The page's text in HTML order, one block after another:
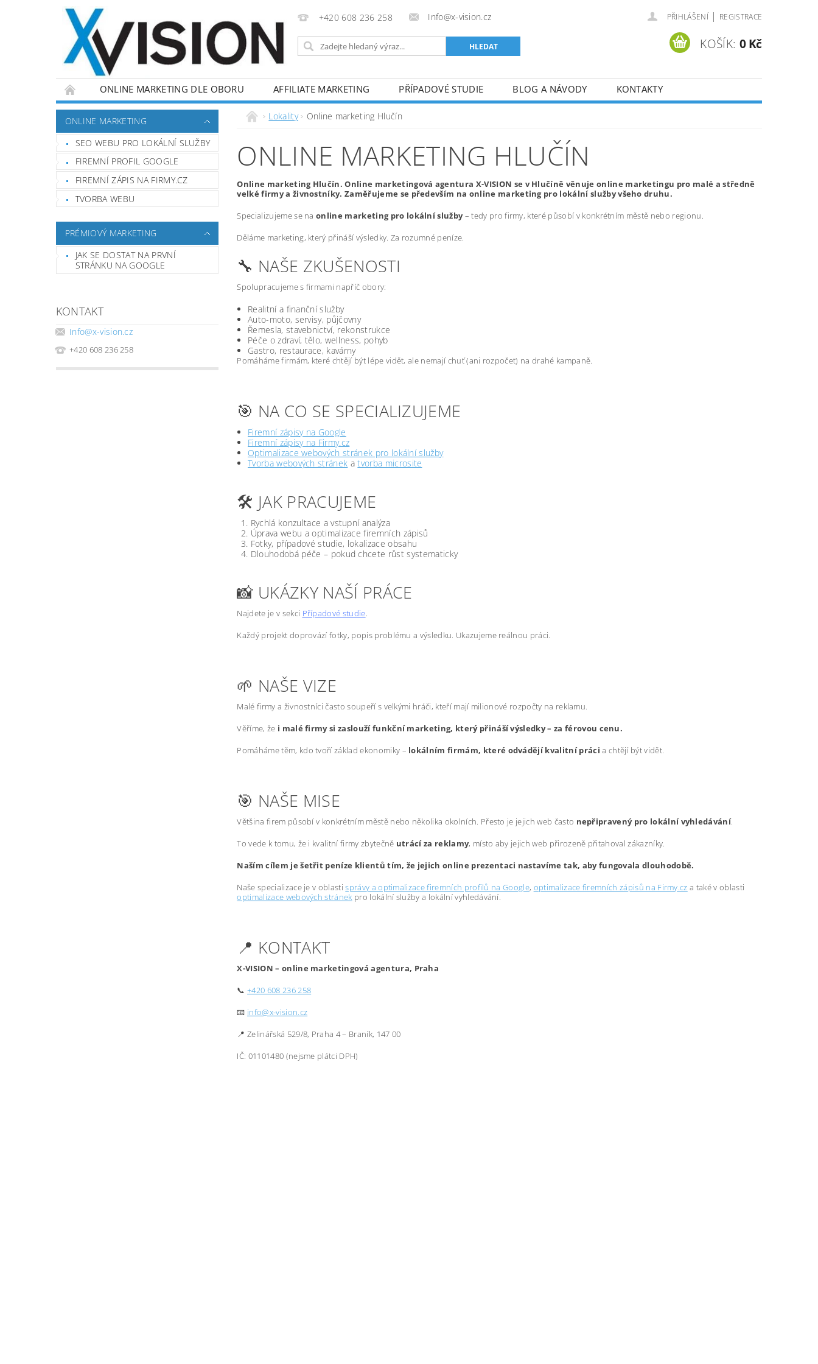
+420 608 236 258 Info@x-vision.cz PŘIHLÁŠENÍ | REGISTRACE
KOŠÍK: 0 Kč
ONLINE MARKETING DLE OBORU AFFILIATE MARKETING PŘÍPADOVÉ STUDIE BLOG A NÁVODY KONTAKTY
ONLINE MARKETING
SEO WEBU PRO LOKÁLNÍ SLUŽBY
FIREMNÍ PROFIL GOOGLE
FIREMNÍ ZÁPIS NA FIRMY.CZ
TVORBA WEBU
PRÉMIOVÝ MARKETING
JAK SE DOSTAT NA PRVNÍ
STRÁNKU NA GOOGLE
KONTAKT
Info@x-vision.cz
+420 608 236 258
Lokality Online marketing Hlučín
ONLINE MARKETING HLUČÍN
Online marketing Hlučín. Online marketingová agentura X-VISION se v Hlučíně věnuje online marketingu pro malé a středně
velké firmy a živnostníky. Zaměřujeme se především na online marketing pro lokální služby všeho druhu.
Specializujeme se naonline marketing pro lokální služby– tedy pro firmy, které působí v konkrétním městě nebo regionu.
Děláme marketing, který přináší výsledky. Za rozumné peníze.
🔧 NAŠE ZKUŠENOSTI
Spolupracujeme s firmami napříč obory:
Realitní a finanční služby
Auto-moto, servisy, půjčovny
Řemesla, stavebnictví, rekonstrukce
Péče o zdraví, tělo, wellness, pohyb
Gastro, restaurace, kavárny
Pomáháme firmám, které chtějí být lépe vidět, ale nemají chuť (ani rozpočet) na drahé kampaně.
🎯 NA CO SE SPECIALIZUJEME
Firemní zápisy na Google
Firemní zápisy na Firmy.cz
Optimalizace webových stránek pro lokální služby
Tvorba webových stránek atvorba microsite
🛠️ JAK PRACUJEME
Rychlá konzultace a vstupní analýza
Úprava webu a optimalizace firemních zápisů
Fotky, případové studie, lokalizace obsahu
Dlouhodobá péče – pokud chcete růst systematicky
📸 UKÁZKY NAŠÍ PRÁCE
Najdete je v sekci Případové studie.
Každý projekt doprovází fotky, popis problému a výsledku. Ukazujeme reálnou práci.
🌱 NAŠE VIZE
Malé firmy a živnostníci často soupeří s velkými hráči, kteří mají milionové rozpočty na reklamu.
Věříme, že i malé firmy si zaslouží funkční marketing, který přináší výsledky – za férovou cenu.
Pomáháme těm, kdo tvoří základ ekonomiky – lokálním firmám, které odvádějí kvalitní práci a chtějí být vidět.
🎯 NAŠE MISE
Většina firem působí v konkrétním městě nebo několika okolních. Přesto je jejich web často nepřipravený pro lokální vyhledávání.
To vede k tomu, že i kvalitní firmy zbytečně utrácí za reklamy, místo aby jejich web přirozeně přitahoval zákazníky.
Naším cílem je šetřit peníze klientů tím, že jejich online prezentaci nastavíme tak, aby fungovala dlouhodobě.
Naše specializace je v oblastisprávy a optimalizace firemních profilů na Google, optimalizace firemních zápisů na Firmy.cz a také v oblasti
optimalizace webových stránek pro lokální služby a lokální vyhledávání.
📍 KONTAKT
X-VISION – online marketingová agentura, Praha
📞+420 608 236 258
📧 info@x-vision.cz
📍 Zelinářská 529/8, Praha 4 – Braník, 147 00
IČ: 01101480 (nejsme plátci DPH)